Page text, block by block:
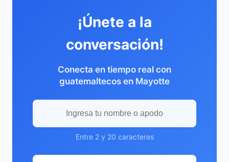
¡Únete a la
conversación!
Conecta en tiempo real con
guatemaltecos en Mayotte
Entre 2 y 20 caracteres